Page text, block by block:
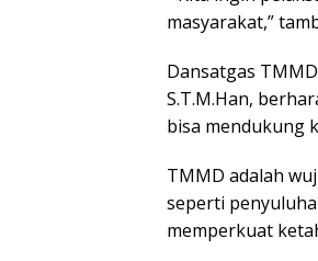
masyarakat,”
Dansatgas
S.T.M.Han,
bisa mendukung
TMMD adalah
seperti
memperkuat